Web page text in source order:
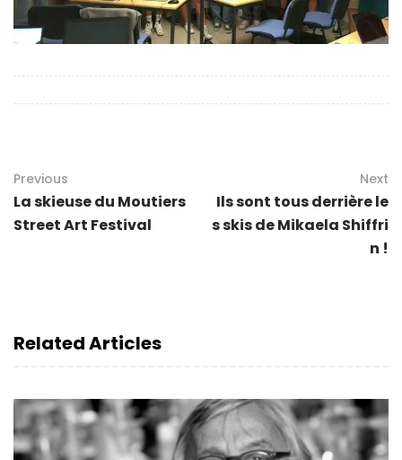
Previous
La skieuse du Moutiers
Street Art Festival
Next
Ils sont tous derrière le
s skis de Mikaela Shiffri
n !
Related Articles